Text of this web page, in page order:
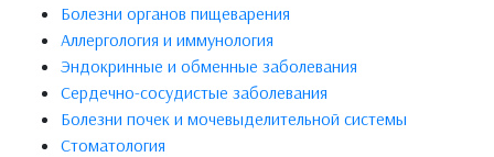
Болезни органов пищеварения
Аллергология и иммунология
Эндокринные и обменные заболевания
Сердечно-сосудистые заболевания
Болезни почек и мочевыделительной системы
Стоматология